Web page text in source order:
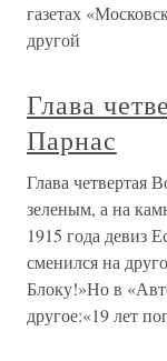
газетах
другой
Глава
Парнас
Глава четвертая
зеленым, а на
1915 года девиз
сменился на
Блоку!»Но в
другое:«19 лет